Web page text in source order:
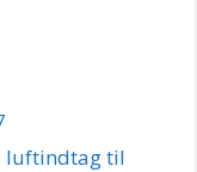
luftindtag til